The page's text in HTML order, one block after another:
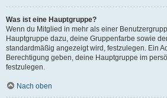
Was ist eine Hauptgruppe?
Wenn du Mitglied in mehr als einer
Hauptgruppe dazu, deine Gruppenfarbe sowie
standardmäßig angezeigt wird, festzulegen. Ein
Berechtigung geben, deine Hauptgruppe im
festzulegen.
Nach oben